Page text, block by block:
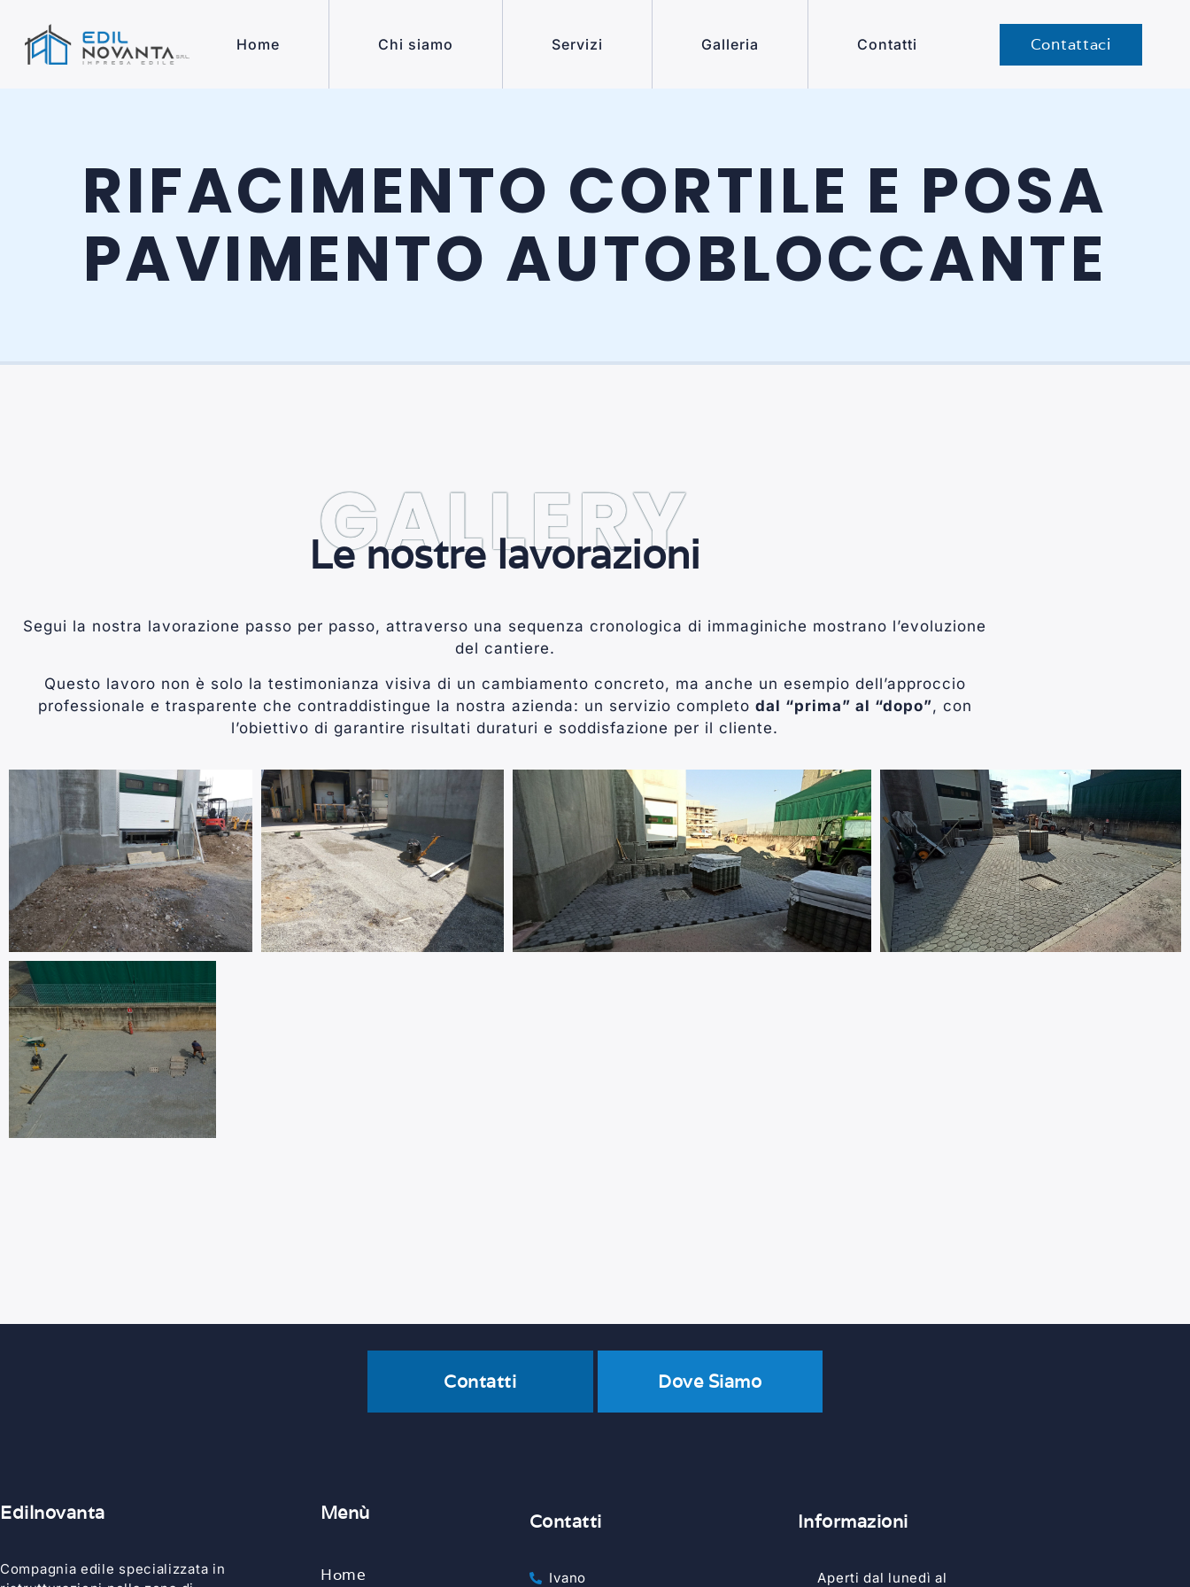
Home Chi siamo Servizi Galleria Contatti Contattaci
RIFACIMENTO CORTILE E POSA
PAVIMENTO AUTOBLOCCANTE
GALLERY
Le nostre lavorazioni
Segui la nostra lavorazione passo per passo, attraverso una sequenza cronologica di immaginiche mostrano l’evoluzione
del cantiere.
Questo lavoro non è solo la testimonianza visiva di un cambiamento concreto, ma anche un esempio dell’approccio
professionale e trasparente che contraddistingue la nostra azienda: un servizio completo dal “prima” al “dopo”, con
l’obiettivo di garantire risultati duraturi e soddisfazione per il cliente.
Contatti Dove Siamo
Edilnovanta
Compagnia edile specializzata in
Menù
Home
Contatti
Ivano
Informazioni
Aperti dal lunedì al